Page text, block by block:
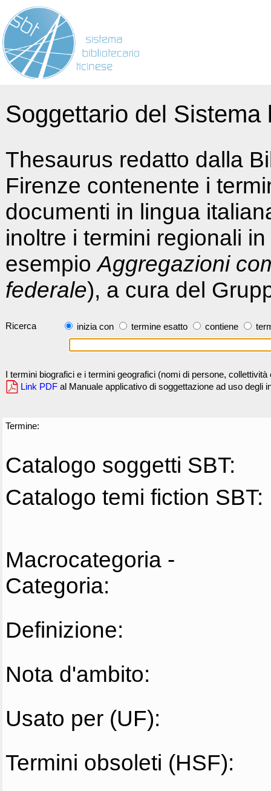
Soggettario del
Thesaurus redatto dalla
Firenze contenente i
documenti in lingua
inoltre i termini regionali
esempioAggregazioni
federale), a cura del
Ricerca inizia con termine esatto contiene
I termini biografici e i termini geografici (nomi di persone,
Link PDF al Manuale applicativo di soggettazione ad uso degli
Termine:
Catalogo soggetti SBT:
Catalogo temi fiction SBT:
Macrocategoria -
Categoria:
Definizione:
Nota d'ambito:
Usato per (UF):
Termini obsoleti (HSF):